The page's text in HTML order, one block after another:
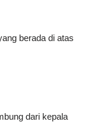
berada di atas
dari kepala